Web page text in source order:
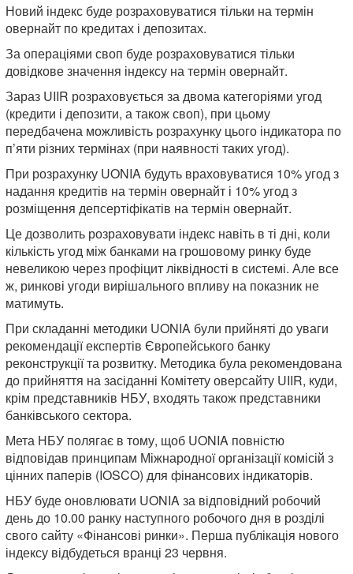
Новий індекс буде розраховуватися тільки на термін
овернайт по кредитах і депозитах.
За операціями своп буде розраховуватися тільки
довідкове значення індексу на термін овернайт.
Зараз UIIR розраховується за двома категоріями угод
(кредити і депозити, а також своп), при цьому
передбачена можливість розрахунку цього індикатора по
п’яти різних термінах (при наявності таких угод).
При розрахунку UONIA будуть враховуватися 10% угод з
надання кредитів на термін овернайт і 10% угод з
розміщення депсертіфікатів на термін овернайт.
Це дозволить розраховувати індекс навіть в ті дні, коли
кількість угод між банками на грошовому ринку буде
невеликою через профіцит ліквідності в системі. Але все
ж, ринкові угоди вирішального впливу на показник не
матимуть.
При складанні методики UONIA були прийняті до уваги
рекомендації експертів Європейського банку
реконструкції та розвитку. Методика була рекомендована
до прийняття на засіданні Комітету оверсайту UIIR, куди,
крім представників НБУ, входять також представники
банківського сектора.
Мета НБУ полягає в тому, щоб UONIA повністю
відповідав принципам Міжнародної організації комісій з
цінних паперів (IOSCO) для фінансових індикаторів.
НБУ буде оновлювати UONIA за відповідний робочий
день до 10.00 ранку наступного робочого дня в розділі
свого сайту «Фінансові ринки». Перша публікація нового
індексу відбудеться вранці 23 червня.